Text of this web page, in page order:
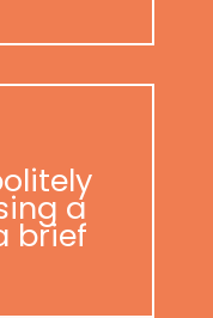
a
brief